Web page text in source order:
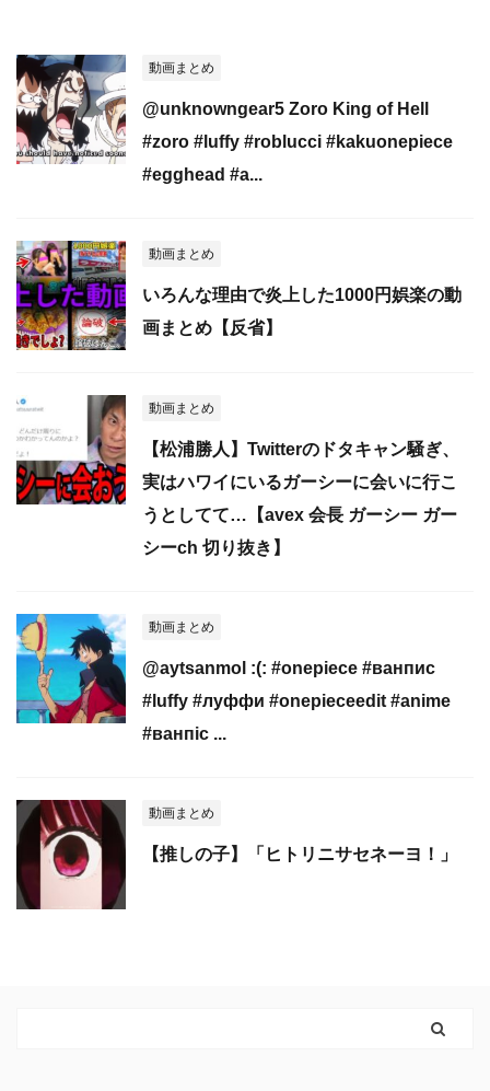
動画まとめ
@unknowngear5 Zoro King of Hell
#zoro #luffy #roblucci #kakuonepiece
#egghead #a...
動画まとめ
いろんな理由で炎上した1000円娯楽の動
画まとめ【反省】
動画まとめ
【松浦勝人】Twitterのドタキャン騒ぎ、
実はハワイにいるガーシーに会いに行こ
うとしてて…【avex 会長 ガーシー ガー
シーch 切り抜き】
動画まとめ
@aytsanmol :(: #onepiece #ванпис
#luffy #луффи #onepieceedit #anime
#ванпіс ...
動画まとめ
【推しの子】「ヒトリニサセネーヨ！」